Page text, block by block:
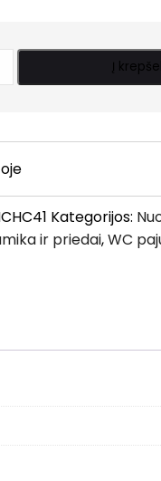
Į
Kategorijos:
ir priedai,WC